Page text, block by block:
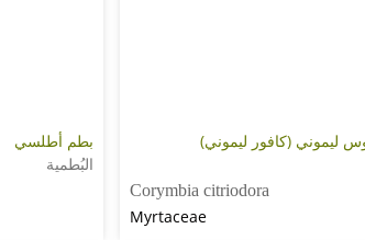
ليموني (كافور ليموني)
Corymbia citriodora
Myrtaceae
بطم أطلسي
البُطمية